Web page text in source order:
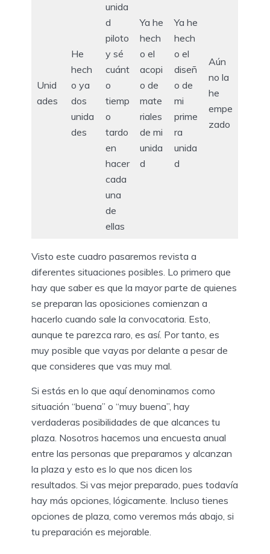
Unid
ades
He
hech
o ya
dos
unida
des
unida
d
piloto
y sé
cuánt
o
tiemp
o
tardo
en
hacer
cada
una
de
ellas
Ya he
hech
o el
acopi
o de
mate
riales
de mi
unida
d
Ya he
hech
o el
diseñ
o de
mi
prime
ra
unida
d
Aún
no la
he
empe
zado
Visto este cuadro pasaremos revista a
diferentes situaciones posibles. Lo primero que
hay que saber es que la mayor parte de quienes
se preparan las oposiciones comienzan a
hacerlo cuando sale la convocatoria. Esto,
aunque te parezca raro, es así. Por tanto, es
muy posible que vayas por delante a pesar de
que consideres que vas muy mal.
Si estás en lo que aquí denominamos como
situación “buena” o “muy buena”, hay
verdaderas posibilidades de que alcances tu
plaza. Nosotros hacemos una encuesta anual
entre las personas que preparamos y alcanzan
la plaza y esto es lo que nos dicen los
resultados. Si vas mejor preparado, pues todavía
hay más opciones, lógicamente. Incluso tienes
opciones de plaza, como veremos más abajo, si
tu preparación es mejorable.